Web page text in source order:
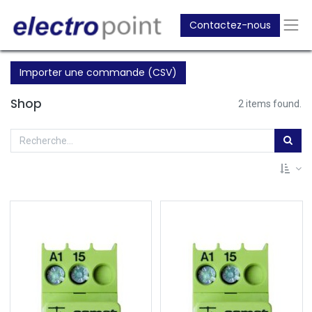
Contactez-nous
Importer une commande (CSV)
Shop 2 items found.